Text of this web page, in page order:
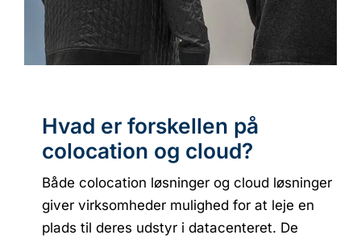
Hvad er forskellen på
colocation og cloud?
Både colocation løsninger og cloud løsninger
giver virksomheder mulighed for at leje en
plads til deres udstyr i datacenteret. De